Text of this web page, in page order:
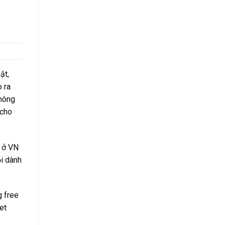
ra
VN
dành
free